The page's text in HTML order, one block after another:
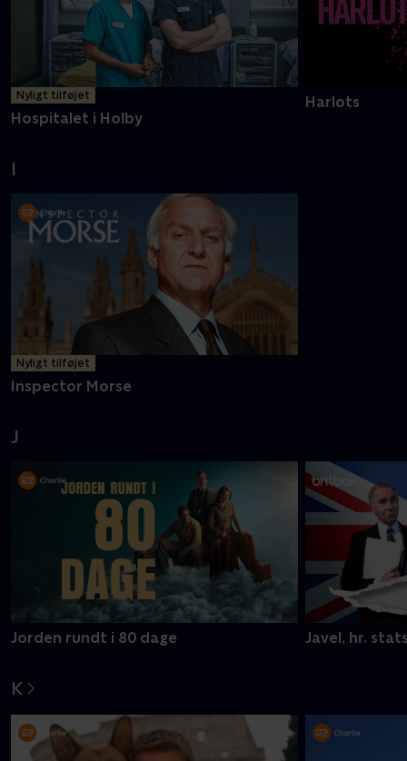
Nyligt tilføjet
Hospitalet i Holby
Harlots
I
Nyligt tilføjet
Inspector Morse
J
Jorden rundt i 80 dage Javel, hr.
K